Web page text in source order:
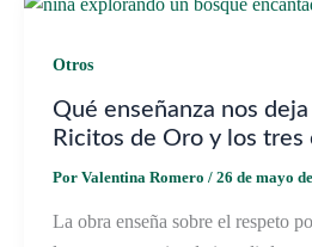
Otros
Qué enseñanza nos
Ricitos de Oro y los tres
Por Valentina Romero / 26 de mayo
La obra enseña sobre el respeto